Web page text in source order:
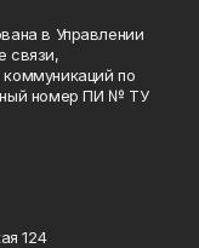
в Управлении
связи,
по
номер ПИ № ТУ
124